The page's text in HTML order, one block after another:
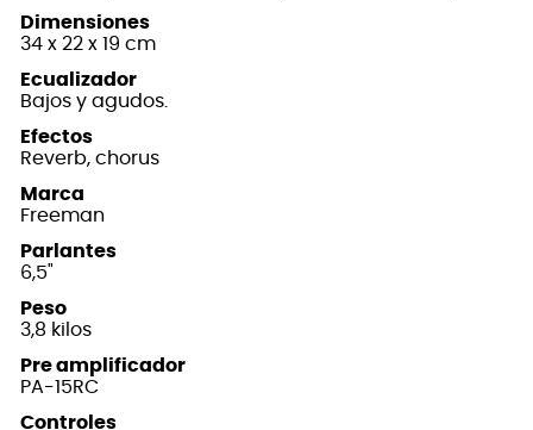
Dimensiones
34 x 22 x 19 cm
Ecualizador
Bajos y agudos.
Efectos
Reverb, chorus
Marca
Freeman
Parlantes
6,5"
Peso
3,8 kilos
Pre amplificador
PA-15RC
Controles